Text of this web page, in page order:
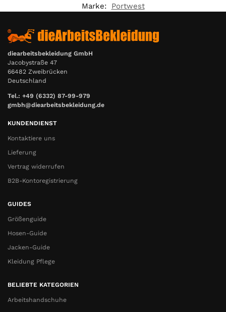
Marke:
Portwest
diearbeitsbekleidung GmbH
Jacobystraße 47
66482 Zweibrücken
Deutschland
Tel.: +49 (6332) 87-99-979
gmbh@diearbeitsbekleidung.de
KUNDENDIENST
Kontaktiere uns
Lieferung
Vertrag widerrufen
B2B-Kontoregistrierung
GUIDES
Größenguide
Hosen-Guide
Jacken-Guide
Kleidung Pflege
BELIEBTE KATEGORIEN
Arbeitshandschuhe